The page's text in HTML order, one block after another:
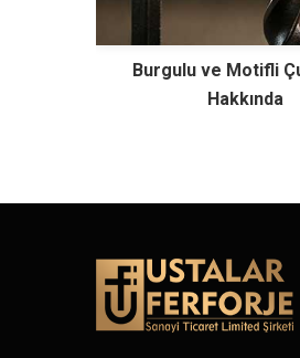
Burgulu ve Motifli
Hakkında